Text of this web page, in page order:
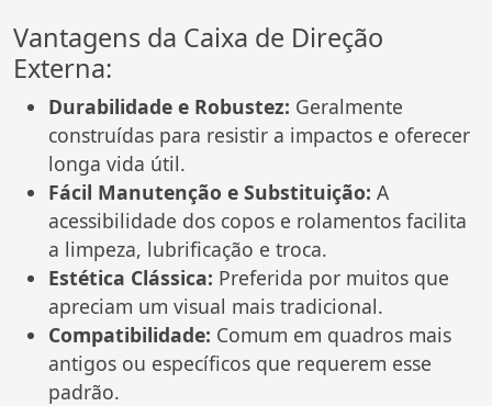
Vantagens da Caixa de Direção
Externa:
Durabilidade e Robustez: Geralmente
construídas para resistir a impactos e oferecer
longa vida útil.
Fácil Manutenção e Substituição: A
acessibilidade dos copos e rolamentos facilita
a limpeza, lubrificação e troca.
Estética Clássica: Preferida por muitos que
apreciam um visual mais tradicional.
Compatibilidade: Comum em quadros mais
antigos ou específicos que requerem esse
padrão.